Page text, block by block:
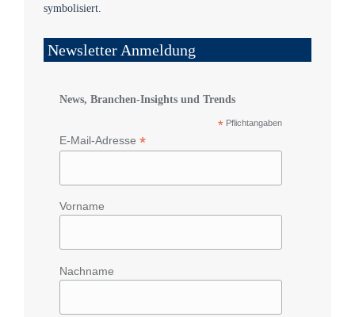
Newsletter Anmeldung
News, Branchen-Insights und Trends
* Pflichtangaben
E-Mail-Adresse *
Vorname
Nachname